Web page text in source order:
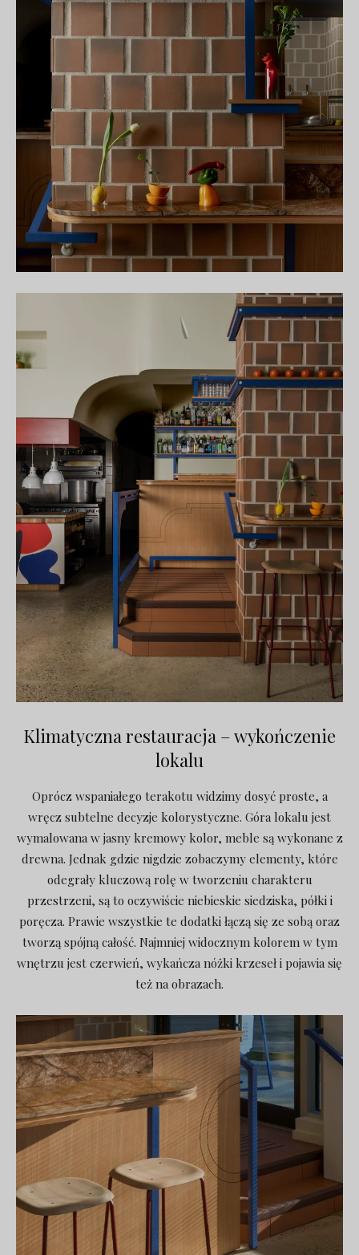
Klimatyczna restauracja – wykończenie
lokalu
Oprócz wspaniałego terakotu widzimy dosyć proste, a
wręcz subtelne decyzje kolorystyczne. Góra lokalu jest
wymalowana w jasny kremowy kolor, meble są wykonane z
drewna. Jednak gdzie nigdzie zobaczymy elementy, które
odegrały kluczową rolę w tworzeniu charakteru
przestrzeni, są to oczywiście niebieskie siedziska, półki i
poręcza. Prawie wszystkie te dodatki łączą się ze sobą oraz
tworzą spójną całość. Najmniej widocznym kolorem w tym
wnętrzu jest czerwień, wykańcza nóżki krzeseł i pojawia się
też na obrazach.